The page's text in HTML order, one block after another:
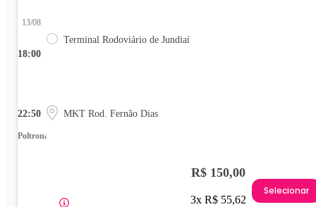
18:00
13/08
Terminal Rodoviário de Jundiaí
22:50 MKT Rod. Fernão Dias
Poltrona
R$ 150,00
3x R$ 55,62
Selecionar